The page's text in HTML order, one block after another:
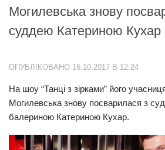
Львів
Івано-Франківськ
Донбас
Одеса
Могилевська знову
суддею Катериною Кухар
ОПУБЛІКОВАНО 16.10.2017 В 12:24
На шоу “Танці з зірками” його
Могилевська знову поcвaрилася з
балериною Катериною Кухар.